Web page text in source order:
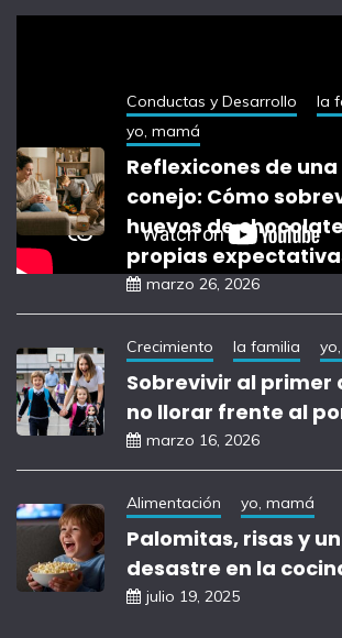
Conductas y Desarrollo
la
yo, mamá
Reflexicones de
conejo: Cómo
huevos de
propias
marzo 26, 2026
Crecimiento la familia
Sobrevivir al primer
no llorar frente al
marzo 16, 2026
Alimentación yo, mamá
Palomitas, risas y
desastre en la
julio 19, 2025